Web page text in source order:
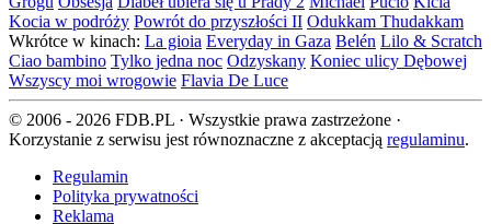
Kocia w podróży Powrót do przyszłości II Odukkam Thudakkam
Wkrótce w kinach: La gioia Everyday in Gaza Belén Lilo & Scratch
Ciao bambino Tylko jedna noc Odzyskany Koniec ulicy Dębowej
Wszyscy moi wrogowie Flavia De Luce
© 2006 - 2026 FDB.PL · Wszystkie prawa zastrzeżone ·
Korzystanie z serwisu jest równoznaczne z akceptacją regulaminu.
Regulamin
Polityka prywatności
Reklama